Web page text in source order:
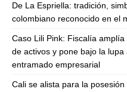
De La Espriella: tradición,
colombiano reconocido en el
Caso Lili Pink: Fiscalía
de activos y pone bajo la
entramado empresarial
Cali se alista para la